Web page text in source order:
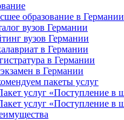
образование в Германии
вузов Германии
вузов Германии
в Германии
в Германии
в Германии
пакеты услуг